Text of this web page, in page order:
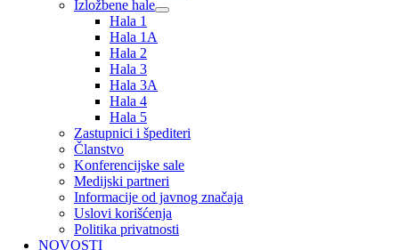
Izložbene hale
Hala 1
Hala 1A
Hala 2
Hala 3
Hala 3A
Hala 4
Hala 5
Zastupnici i špediteri
Članstvo
Konferencijske sale
Medijski partneri
Informacije od javnog značaja
Uslovi korišćenja
Politika privatnosti
NOVOSTI